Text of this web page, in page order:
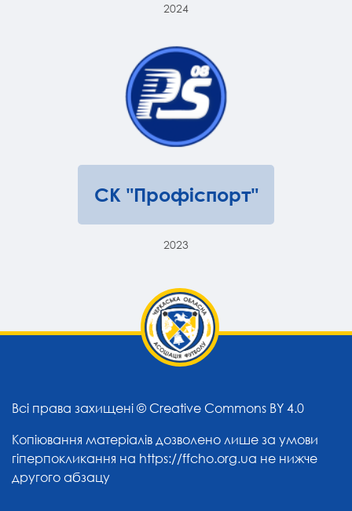
2024
СК "Профіспорт"
2023
Всі права захищені © Creative Commons BY 4.0
Копіювання матеріалів дозволено лише за умови
гіперпокликання на https://ffcho.org.ua не нижче
другого абзацу